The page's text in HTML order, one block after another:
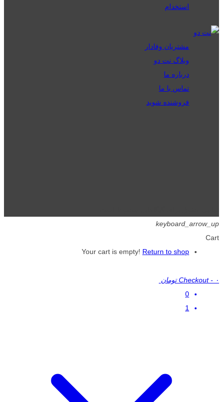
استخدام
مشتریان وفادار
وبلاگ نت دو
درباره ما
تماس با ما
فروشنده شوید
keyboard_arrow_up
Cart
Your cart is empty! Return to shop
Checkout - ۰ تومان
0
1